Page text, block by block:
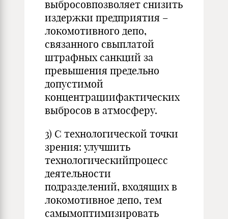
выбросовпозволяет снизить
издержки предприятия –
локомотивного депо,
связанного свыплатой
штрафных санкций за
превышения предельно
допустимой
концентрациифактических
выбросов в атмосферу.
3) С технологической точки
зрения: улучшить
технологическийпроцесс
деятельности
подразделений, входящих в
локомотивное депо, тем
самымоптимизировать